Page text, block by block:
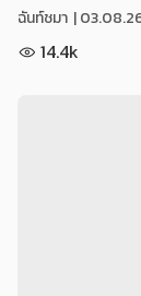
ฉันท์ชมา |
14.4k